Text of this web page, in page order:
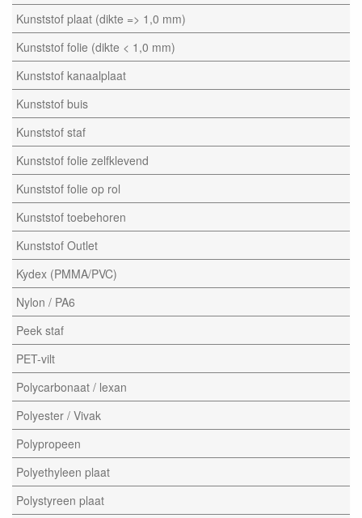
Kunststof plaat (dikte => 1,0 mm)
Kunststof folie (dikte < 1,0 mm)
Kunststof kanaalplaat
Kunststof buis
Kunststof staf
Kunststof folie zelfklevend
Kunststof folie op rol
Kunststof toebehoren
Kunststof Outlet
Kydex (PMMA/PVC)
Nylon / PA6
Peek staf
PET-vilt
Polycarbonaat / lexan
Polyester / Vivak
Polypropeen
Polyethyleen plaat
Polystyreen plaat